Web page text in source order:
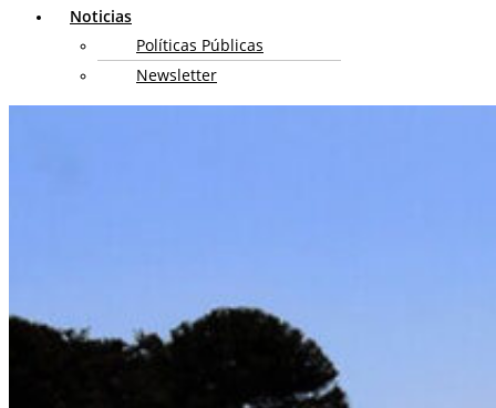
Noticias
Políticas Públicas
Newsletter